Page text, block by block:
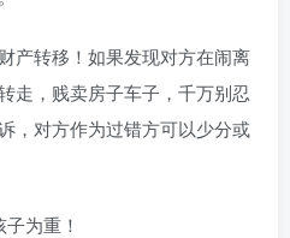
转移！如果发现对方在闹离
走，贱卖房子车子，千万别忍
，对方作为过错方可以少分或
为重！